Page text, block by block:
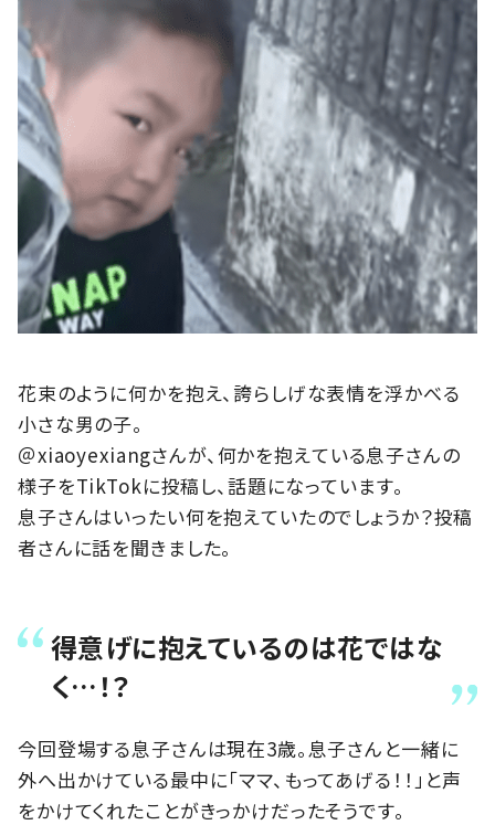
花束のように何かを抱え、誇らしげな表情を浮かべる
小さな男の子。
＠xiaoyexiangさんが、何かを抱えている息子さんの
様子をTikTokに投稿し、話題になっています。
息子さんはいったい何を抱えていたのでしょうか？投稿
者さんに話を聞きました。
得意げに抱えているのは花ではな
く…！？
今回登場する息子さんは現在3歳。息子さんと一緒に
外へ出かけている最中に「ママ、もってあげる！！」と声
をかけてくれたことがきっかけだったそうです。